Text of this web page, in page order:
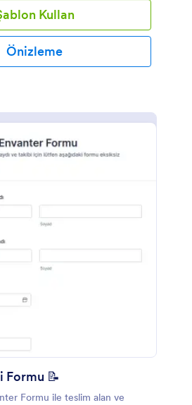
Kullan
Önizleme
Formu 📝
Formu ile teslim alan ve